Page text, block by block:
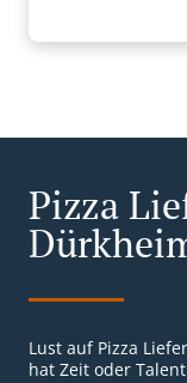
Pizza
Lust auf Pizza
hat Zeit oder